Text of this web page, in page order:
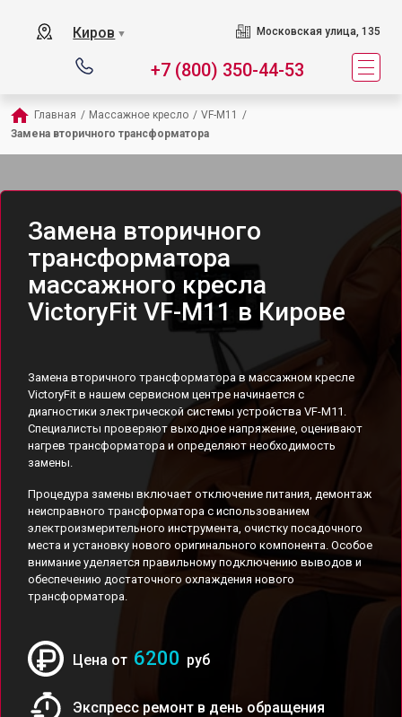
Киров ▼ Московская улица, 135
+7 (800) 350-44-53
Главная / Массажное кресло / VF-M11
/
Замена вторичного трансформатора
Замена вторичного
трансформатора
массажного кресла
VictoryFit VF-M11 в Кирове
Замена вторичного трансформатора в массажном кресле
VictoryFit в нашем сервисном центре начинается с
диагностики электрической системы устройства VF-M11.
Специалисты проверяют выходное напряжение, оценивают
нагрев трансформатора и определяют необходимость
замены.
Процедура замены включает отключение питания, демонтаж
неисправного трансформатора с использованием
электроизмерительного инструмента, очистку посадочного
места и установку нового оригинального компонента. Особое
внимание уделяется правильному подключению выводов и
обеспечению достаточного охлаждения нового
трансформатора.
Цена от 6200 руб
Экспресс ремонт в день обращения